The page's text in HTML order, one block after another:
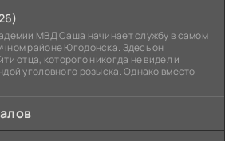
МВД Саша начинает службу в самом
районе Югодонска. Здесь он
отца, которого никогда не видел и
уголовного розыска. Однако вместо